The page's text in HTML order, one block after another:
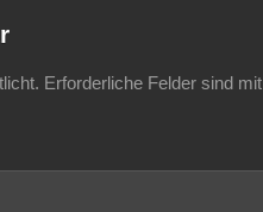
Erforderliche Felder sind mit